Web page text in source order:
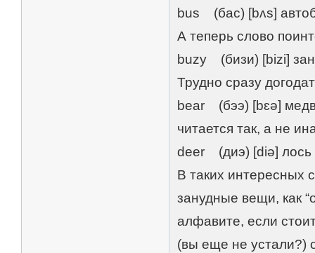
bus (бас) [bʌs]
А теперь слово
buzy (бизи) [bizi]
Трудно сразу
bear (бээ) [bɛə]
читается так, а не
deer (диэ) [diə] лось
В таких интересных
занудные вещи, как
алфавите, если
(вы еще не устали?)